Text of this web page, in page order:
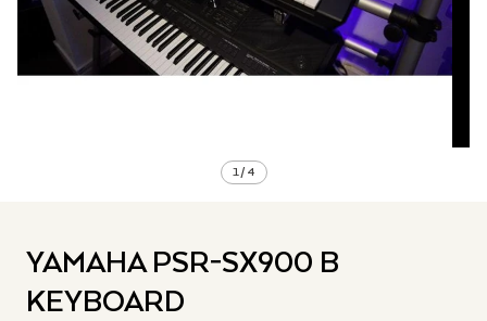
1/ 4
YAMAHA PSR-SX900 B
KEYBOARD